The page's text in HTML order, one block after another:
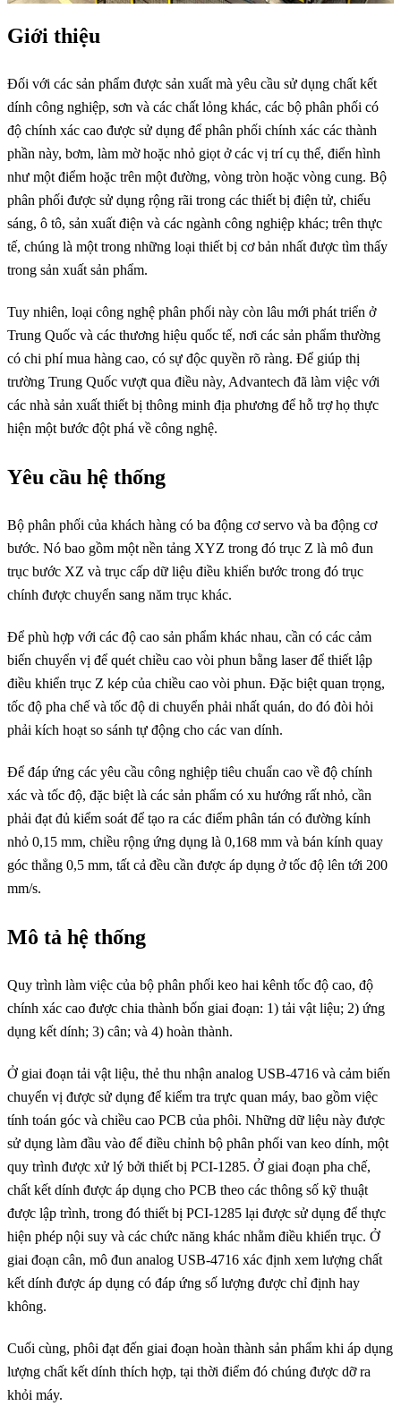
Giới thiệu
Đối với các sản phẩm được sản xuất mà yêu cầu sử dụng chất kết
dính công nghiệp, sơn và các chất lỏng khác, các bộ phân phối có
độ chính xác cao được sử dụng để phân phối chính xác các thành
phần này, bơm, làm mờ hoặc nhỏ giọt ở các vị trí cụ thể, điển hình
như một điểm hoặc trên một đường, vòng tròn hoặc vòng cung. Bộ
phân phối được sử dụng rộng rãi trong các thiết bị điện tử, chiếu
sáng, ô tô, sản xuất điện và các ngành công nghiệp khác; trên thực
tế, chúng là một trong những loại thiết bị cơ bản nhất được tìm thấy
trong sản xuất sản phẩm.
Tuy nhiên, loại công nghệ phân phối này còn lâu mới phát triển ở
Trung Quốc và các thương hiệu quốc tế, nơi các sản phẩm thường
có chi phí mua hàng cao, có sự độc quyền rõ ràng. Để giúp thị
trường Trung Quốc vượt qua điều này, Advantech đã làm việc với
các nhà sản xuất thiết bị thông minh địa phương để hỗ trợ họ thực
hiện một bước đột phá về công nghệ.
Yêu cầu hệ thống
Bộ phân phối của khách hàng có ba động cơ servo và ba động cơ
bước. Nó bao gồm một nền tảng XYZ trong đó trục Z là mô đun
trục bước XZ và trục cấp dữ liệu điều khiển bước trong đó trục
chính được chuyển sang năm trục khác.
Để phù hợp với các độ cao sản phẩm khác nhau, cần có các cảm
biến chuyển vị để quét chiều cao vòi phun bằng laser để thiết lập
điều khiển trục Z kép của chiều cao vòi phun. Đặc biệt quan trọng,
tốc độ pha chế và tốc độ di chuyển phải nhất quán, do đó đòi hỏi
phải kích hoạt so sánh tự động cho các van dính.
Để đáp ứng các yêu cầu công nghiệp tiêu chuẩn cao về độ chính
xác và tốc độ, đặc biệt là các sản phẩm có xu hướng rất nhỏ, cần
phải đạt đủ kiểm soát để tạo ra các điểm phân tán có đường kính
nhỏ 0,15 mm, chiều rộng ứng dụng là 0,168 mm và bán kính quay
góc thẳng 0,5 mm, tất cả đều cần được áp dụng ở tốc độ lên tới 200
mm/s.
Mô tả hệ thống
Quy trình làm việc của bộ phân phối keo hai kênh tốc độ cao, độ
chính xác cao được chia thành bốn giai đoạn: 1) tải vật liệu; 2) ứng
dụng kết dính; 3) cân; và 4) hoàn thành.
Ở giai đoạn tải vật liệu, thẻ thu nhận analog USB-4716 và cảm biến
chuyển vị được sử dụng để kiểm tra trực quan máy, bao gồm việc
tính toán góc và chiều cao PCB của phôi. Những dữ liệu này được
sử dụng làm đầu vào để điều chỉnh bộ phân phối van keo dính, một
quy trình được xử lý bởi thiết bị PCI-1285. Ở giai đoạn pha chế,
chất kết dính được áp dụng cho PCB theo các thông số kỹ thuật
được lập trình, trong đó thiết bị PCI-1285 lại được sử dụng để thực
hiện phép nội suy và các chức năng khác nhằm điều khiển trục. Ở
giai đoạn cân, mô đun analog USB-4716 xác định xem lượng chất
kết dính được áp dụng có đáp ứng số lượng được chỉ định hay
không.
Cuối cùng, phôi đạt đến giai đoạn hoàn thành sản phẩm khi áp dụng
lượng chất kết dính thích hợp, tại thời điểm đó chúng được dỡ ra
khỏi máy.